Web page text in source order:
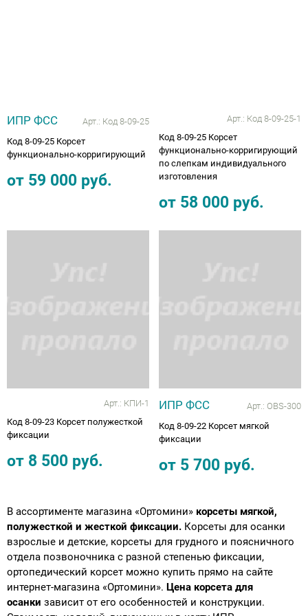
ИПР ФСС Арт.: Код 8-09-25
Код 8-09-25 Корсет
функционально-корригирующий
от 59 000 руб.
Арт.: Код 8-09-25-1
Код 8-09-25 Корсет
функционально-корригирующий
по слепкам индивидуального
изготовления
от 58 000 руб.
Арт.: КПИ-1
Код 8-09-23 Корсет полужесткой
фиксации
от 8 500 руб.
ИПР ФСС Арт.: OBS-300
Код 8-09-22 Корсет мягкой
фиксации
от 5 700 руб.
В ассортименте магазина «Ортомини» корсеты мягкой,
полужесткой и жесткой фиксации. Корсеты для осанки
взрослые и детские, корсеты для грудного и поясничного
отдела позвоночника с разной степенью фиксации,
ортопедический корсет можно купить прямо на сайте
интернет-магазина «Ортомини». Цена корсета для
осанки зависит от его особенностей и конструкции.
Противопролежневые матрасы, подушки
ОПОРЫ, ВЕРТИКАЛИЗАТОРЫ, Оборудование
Одежда ортопедическая (адаптивная) для